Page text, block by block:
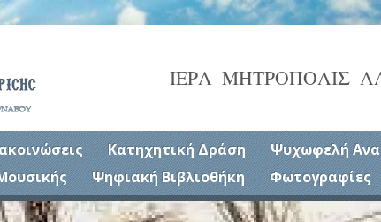
ΙΕΡΑ ΜΗΤΡΟΠΟΛΙΣ
Κατηχητική Δράση
Ψυχωφελή
Ψηφιακή Βιβλιοθήκη Φωτογραφίες